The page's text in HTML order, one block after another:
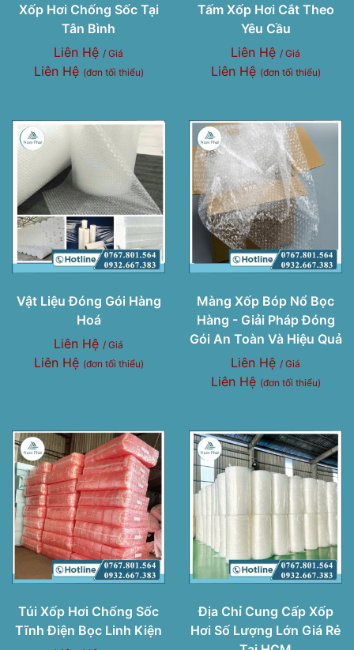
Xốp Hơi Chống Sốc Tại
Tân Bình
Liên Hệ / Giá
Liên Hệ (đơn tối thiểu)
Tấm Xốp Hơi Cắt Theo
Yêu Cầu
Liên Hệ / Giá
Liên Hệ (đơn tối thiểu)
Vật Liệu Đóng Gói Hàng
Hoá
Liên Hệ / Giá
Liên Hệ (đơn tối thiểu)
Màng Xốp Bóp Nổ Bọc
Hàng - Giải Pháp Đóng
Gói An Toàn Và Hiệu Quả
Liên Hệ / Giá
Liên Hệ (đơn tối thiểu)
Túi Xốp Hơi Chống Sốc
Tĩnh Điện Bọc Linh Kiện
Địa Chỉ Cung Cấp Xốp
Hơi Số Lượng Lớn Giá Rẻ